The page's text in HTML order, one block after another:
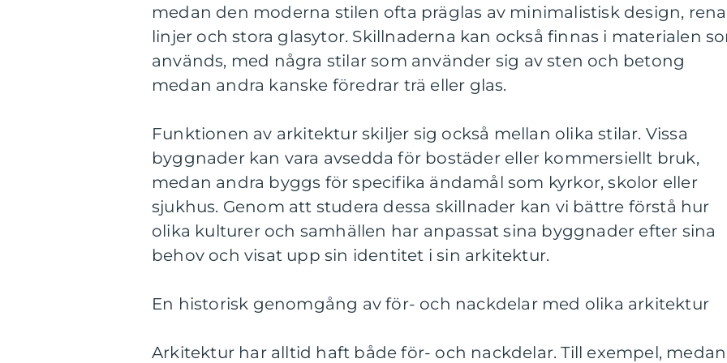
medan den moderna stilen ofta präglas av minimalistisk design, rena
linjer och stora glasytor. Skillnaderna kan också finnas i materialen
används, med några stilar som använder sig av sten och betong
medan andra kanske föredrar trä eller glas.
Funktionen av arkitektur skiljer sig också mellan olika stilar. Vissa
byggnader kan vara avsedda för bostäder eller kommersiellt bruk,
medan andra byggs för specifika ändamål som kyrkor, skolor eller
sjukhus. Genom att studera dessa skillnader kan vi bättre förstå hur
olika kulturer och samhällen har anpassat sina byggnader efter sina
behov och visat upp sin identitet i sin arkitektur.
En historisk genomgång av för- och nackdelar med olika arkitektur
Arkitektur har alltid haft både för- och nackdelar. Till exempel, medan